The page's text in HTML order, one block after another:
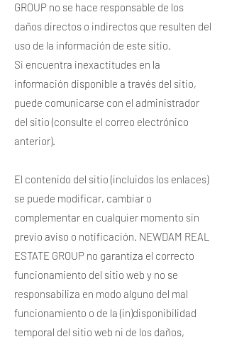
GROUP no se hace responsable de los
daños directos o indirectos que resulten del
uso de la información de este sitio.
Si encuentra inexactitudes en la
información disponible a través del sitio,
puede comunicarse con el administrador
del sitio (consulte el correo electrónico
anterior).
El contenido del sitio (incluidos los enlaces)
se puede modificar, cambiar o
complementar en cualquier momento sin
previo aviso o notificación. NEWDAM REAL
ESTATE GROUP no garantiza el correcto
funcionamiento del sitio web y no se
responsabiliza en modo alguno del mal
funcionamiento o de la (in)disponibilidad
temporal del sitio web ni de los daños,